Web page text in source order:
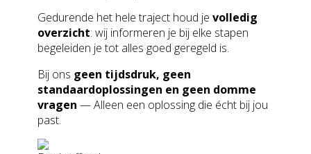
Gedurende het hele traject houd je volledig
overzicht: wij informeren je bij elke stapen
begeleiden je tot alles goed geregeld is.
Bij ons geen tijdsdruk, geen
standaardoplossingen en geen domme
vragen — Alleen een oplossing die écht bij jou
past.